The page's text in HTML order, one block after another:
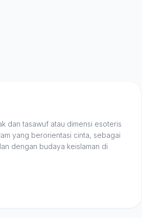
dan tasawuf atau dimensi esoteris
yang berorientasi cinta, sebagai
dengan budaya keislaman di